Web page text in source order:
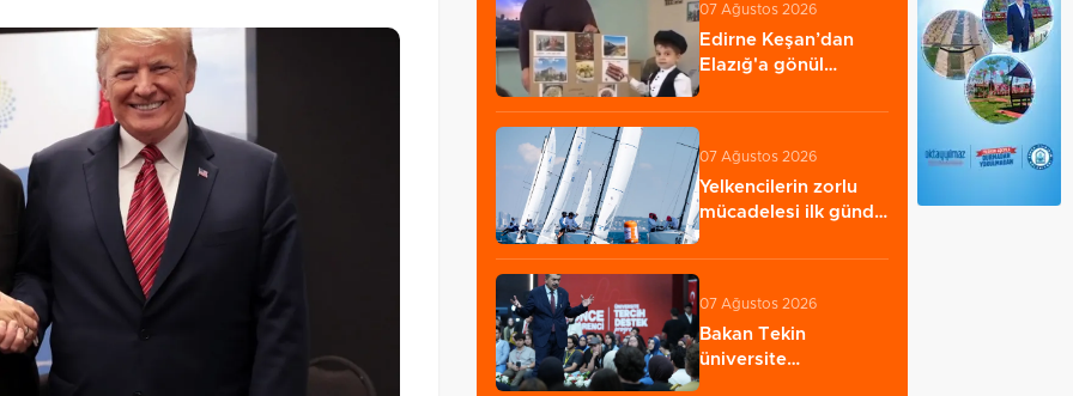
07 Ağustos 2026
Edirne Keşan’dan
Elazığ'a gönül
07 Ağustos 2026
Yelkencilerin zorlu
mücadelesi ilk günde
07 Ağustos 2026
Bakan Tekin
üniversite